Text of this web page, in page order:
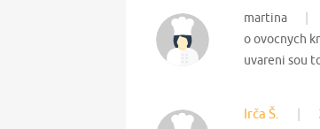
martina
o ovocnych
uvareni sou
Irča Š.